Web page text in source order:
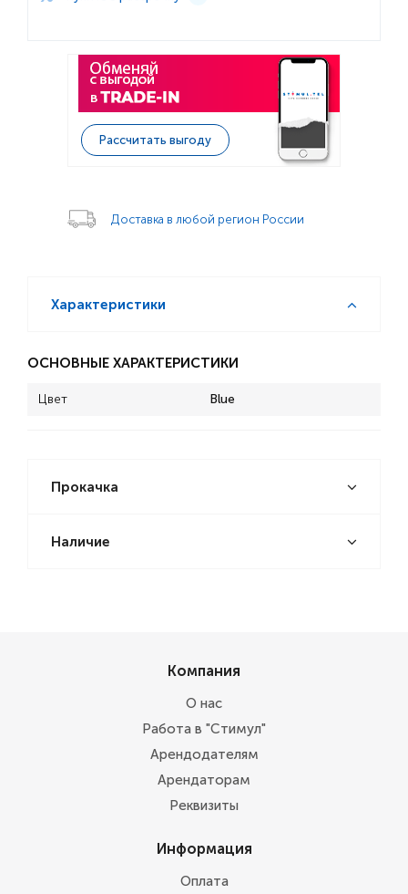
Рассчитать выгоду
Доставка в любой регион России
Характеристики
ОСНОВНЫЕ ХАРАКТЕРИСТИКИ
Цвет Blue
Прокачка
Наличие
Компания
О нас
Работа в "Стимул"
Арендодателям
Арендаторам
Реквизиты
Информация
Оплата